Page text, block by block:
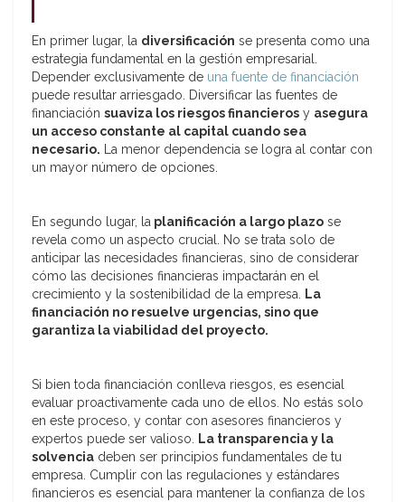
En primer lugar, la diversificación se presenta como una
estrategia fundamental en la gestión empresarial.
Depender exclusivamente de una fuente de financiación
puede resultar arriesgado. Diversificar las fuentes de
financiación suaviza los riesgos financieros y asegura
un acceso constante al capital cuando sea
necesario. La menor dependencia se logra al contar con
un mayor número de opciones.
En segundo lugar, la planificación a largo plazo se
revela como un aspecto crucial. No se trata solo de
anticipar las necesidades financieras, sino de considerar
cómo las decisiones financieras impactarán en el
crecimiento y la sostenibilidad de la empresa. La
financiación no resuelve urgencias, sino que
garantiza la viabilidad del proyecto.
Si bien toda financiación conlleva riesgos, es esencial
evaluar proactivamente cada uno de ellos. No estás solo
en este proceso, y contar con asesores financieros y
expertos puede ser valioso. La transparencia y la
solvencia deben ser principios fundamentales de tu
empresa. Cumplir con las regulaciones y estándares
financieros es esencial para mantener la confianza de los